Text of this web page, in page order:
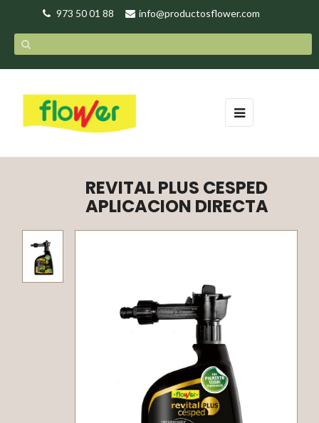
973 50 01 88 info@productosflower.com
Navegación
de
☰
REVITAL PLUS CESPED
APLICACION DIRECTA